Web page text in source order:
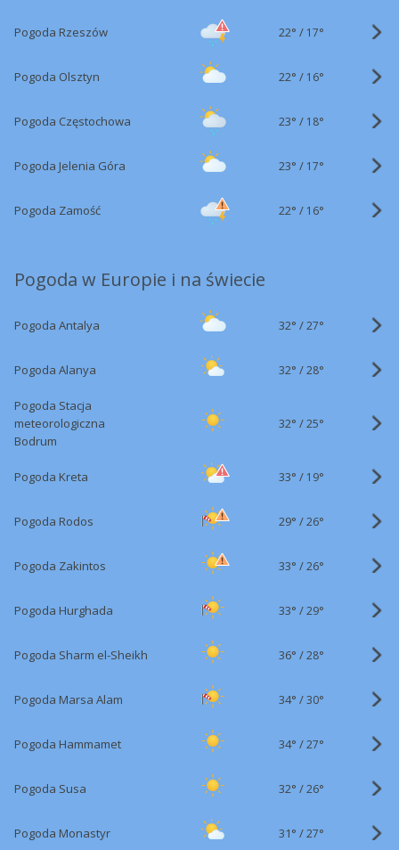
Pogoda Rzeszów 22° / 17°
Pogoda Olsztyn 22° / 16°
Pogoda Częstochowa 23° / 18°
Pogoda Jelenia Góra 23° / 17°
Pogoda Zamość 22° / 16°
Pogoda w Europie i na świecie
Pogoda Antalya 32° /27°
Pogoda Alanya 32° /28°
Pogoda Stacja
meteorologiczna
Bodrum
32° /25°
Pogoda Kreta 33° / 19°
Pogoda Rodos 29° /26°
Pogoda Zakintos 33° /26°
Pogoda Hurghada 33° /29°
Pogoda Sharm el-Sheikh 36° /28°
Pogoda Marsa Alam 34° /30°
Pogoda Hammamet 34° /27°
Pogoda Susa 32° /26°
Pogoda Monastyr 31° /27°